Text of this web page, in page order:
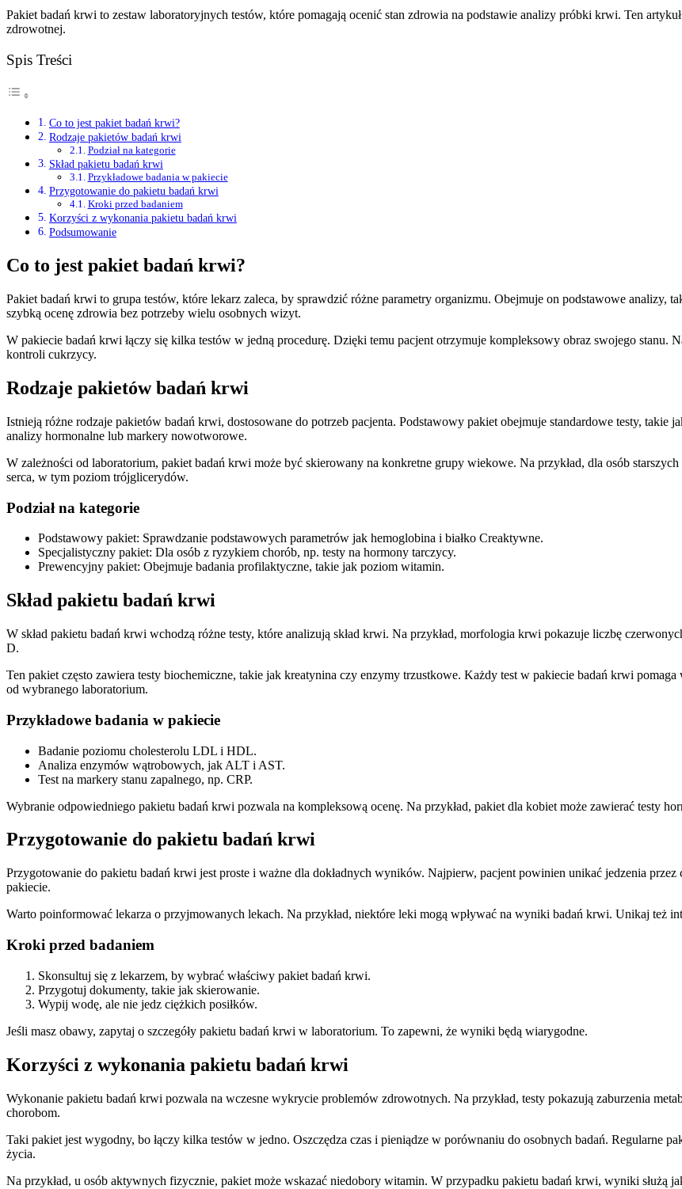
Pakiet badań krwi to zestaw laboratoryjnych testów, które pomagają ocenić stan zdrowia na podstawie analizy próbki krwi. Ten
zdrowotnej.
Spis Treści
Co to jest pakiet badań krwi?
Rodzaje pakietów badań krwi
Podział na kategorie
Skład pakietu badań krwi
Przykładowe badania w pakiecie
Przygotowanie do pakietu badań krwi
Kroki przed badaniem
Korzyści z wykonania pakietu badań krwi
Podsumowanie
Co to jest pakiet badań krwi?
Pakiet badań krwi to grupa testów, które lekarz zaleca, by sprawdzić różne parametry organizmu. Obejmuje on podstawowe
szybką ocenę zdrowia bez potrzeby wielu osobnych wizyt.
W pakiecie badań krwi łączy się kilka testów w jedną procedurę. Dzięki temu pacjent otrzymuje kompleksowy obraz swojego stanu.
kontroli cukrzycy.
Rodzaje pakietów badań krwi
Istnieją różne rodzaje pakietów badań krwi, dostosowane do potrzeb pacjenta. Podstawowy pakiet obejmuje standardowe testy,
analizy hormonalne lub markery nowotworowe.
W zależności od laboratorium, pakiet badań krwi może być skierowany na konkretne grupy wiekowe. Na przykład, dla osób
serca, w tym poziom trójglicerydów.
Podział na kategorie
Podstawowy pakiet: Sprawdzanie podstawowych parametrów jak hemoglobina i białko Creaktywne.
Specjalistyczny pakiet: Dla osób z ryzykiem chorób, np. testy na hormony tarczycy.
Prewencyjny pakiet: Obejmuje badania profilaktyczne, takie jak poziom witamin.
Skład pakietu badań krwi
W skład pakietu badań krwi wchodzą różne testy, które analizują skład krwi. Na przykład, morfologia krwi pokazuje liczbę
D.
Ten pakiet często zawiera testy biochemiczne, takie jak kreatynina czy enzymy trzustkowe. Każdy test w pakiecie badań krwi
od wybranego laboratorium.
Przykładowe badania w pakiecie
Badanie poziomu cholesterolu LDL i HDL.
Analiza enzymów wątrobowych, jak ALT i AST.
Test na markery stanu zapalnego, np. CRP.
Wybranie odpowiedniego pakietu badań krwi pozwala na kompleksową ocenę. Na przykład, pakiet dla kobiet może zawierać testy
Przygotowanie do pakietu badań krwi
Przygotowanie do pakietu badań krwi jest proste i ważne dla dokładnych wyników. Najpierw, pacjent powinien unikać jedzenia
pakiecie.
Warto poinformować lekarza o przyjmowanych lekach. Na przykład, niektóre leki mogą wpływać na wyniki badań krwi. Unikaj też
Kroki przed badaniem
Skonsultuj się z lekarzem, by wybrać właściwy pakiet badań krwi.
Przygotuj dokumenty, takie jak skierowanie.
Wypij wodę, ale nie jedz ciężkich posiłków.
Jeśli masz obawy, zapytaj o szczegóły pakietu badań krwi w laboratorium. To zapewni, że wyniki będą wiarygodne.
Korzyści z wykonania pakietu badań krwi
Wykonanie pakietu badań krwi pozwala na wczesne wykrycie problemów zdrowotnych. Na przykład, testy pokazują zaburzenia
chorobom.
Taki pakiet jest wygodny, bo łączy kilka testów w jedno. Oszczędza czas i pieniądze w porównaniu do osobnych badań. Regularne
życia.
Na przykład, u osób aktywnych fizycznie, pakiet może wskazać niedobory witamin. W przypadku pakietu badań krwi, wyniki służą